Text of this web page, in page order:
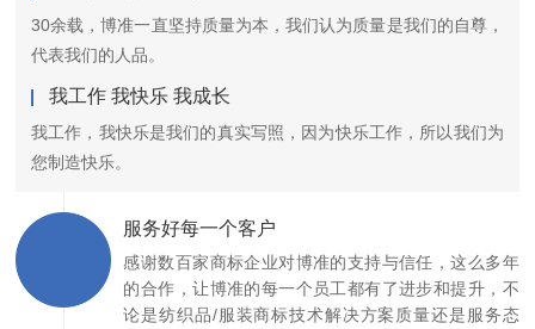
30余载，博准一直坚持质量为本，我们认为质量是我们的自尊，
代表我们的人品。
我工作 我快乐 我成长
我工作，我快乐是我们的真实写照，因为快乐工作，所以我们为
您制造快乐。
服务好每一个客户
感谢数百家商标企业对博准的支持与信任，这么多年
的合作，让博准的每一个员工都有了进步和提升，不
论是纺织品/服装商标技术解决方案质量还是服务态